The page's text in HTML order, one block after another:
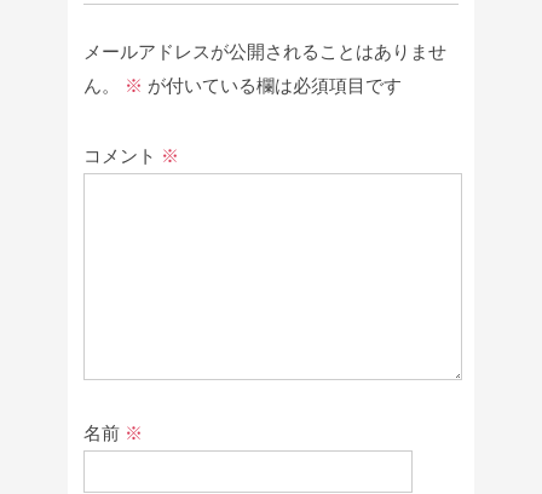
メールアドレスが公開されることはありませ
ん。
※ が付いている欄は必須項目です
コメント ※
名前 ※